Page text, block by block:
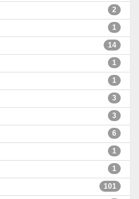
2
1
14
1
1
3
3
6
1
1
101